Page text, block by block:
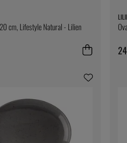
cm, Lifestyle Natural - Lilien